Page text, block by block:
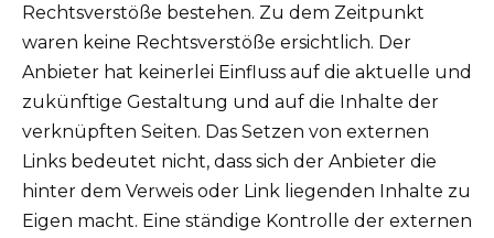
Rechtsverstöße bestehen. Zu dem Zeitpunkt
waren keine Rechtsverstöße ersichtlich. Der
Anbieter hat keinerlei Einfluss auf die aktuelle und
zukünftige Gestaltung und auf die Inhalte der
verknüpften Seiten. Das Setzen von externen
Links bedeutet nicht, dass sich der Anbieter die
hinter dem Verweis oder Link liegenden Inhalte zu
Eigen macht. Eine ständige Kontrolle der externen